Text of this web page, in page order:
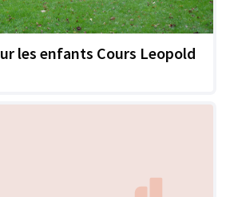
les enfants Cours Leopold